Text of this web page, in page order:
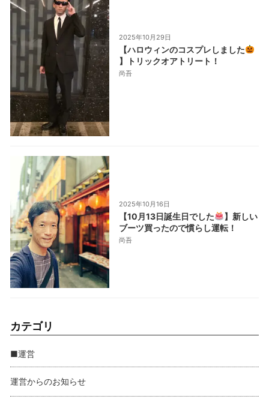
2025年10月29日
【ハロウィンのコスプレしました
】トリックオアトリート！
尚吾
2025年10月16日
【10月13日誕生日でした
】新しい
ブーツ買ったので慣らし運転！
尚吾
カテゴリ
■運営
運営からのお知らせ